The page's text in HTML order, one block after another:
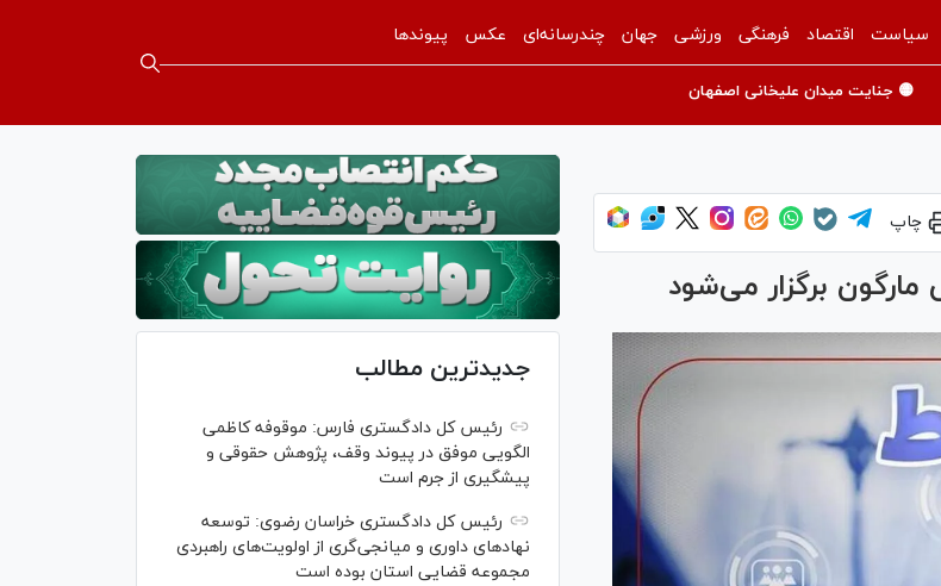
سیاست اقتصاد فرهنگی ورزشی جهان چندرسانه‌ای عکس پیوندها
🟡 جنایت میدان علیخانی اصفهان
چاپ
جدیدترین مطالب
رئیس کل دادگستری فارس: موقوفه کاظمی
الگویی موفق در پیوند وقف، پژوهش حقوقی و
پیشگیری از جرم است
رئیس کل دادگستری خراسان رضوی: توسعه
نهاد‌های داوری و میانجی‌گری از اولویت‌های راهبردی
مجموعه قضایی استان بوده است